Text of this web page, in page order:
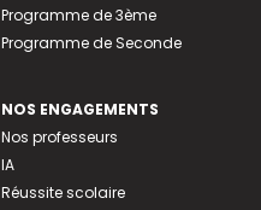
Programme de 3ème
Programme de Seconde
NOS ENGAGEMENTS
Nos professeurs
IA
Réussite scolaire